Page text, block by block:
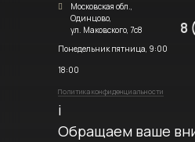
Московская обл.,
Одинцово,
ул. Маковского, 7с8
Понедельник пятница, 9:00
18:00
Политика конфиденциальности
8
i
Обращаем ваше